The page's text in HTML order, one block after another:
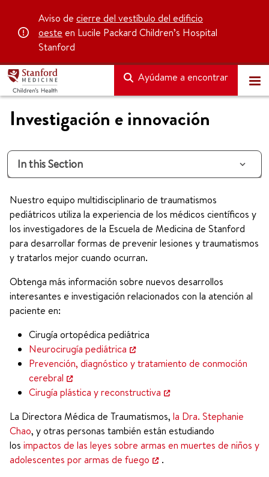
Aviso de cierre del vestíbulo del edificio
oeste en Lucile Packard Children’s Hospital
Stanford
Ayúdame a encontrar
Investigación e innovación
In this Section
Nuestro equipo multidisciplinario de traumatismos
pediátricos utiliza la experiencia de los médicos científicos y
los investigadores de la Escuela de Medicina de Stanford
para desarrollar formas de prevenir lesiones y traumatismos
y tratarlos mejor cuando ocurran.
Obtenga más información sobre nuevos desarrollos
interesantes e investigación relacionados con la atención al
paciente en:
Cirugía ortopédica pediátrica
Neurocirugía pediátrica
Prevención, diagnóstico y tratamiento de conmoción
cerebral
Cirugía plástica y reconstructiva
La Directora Médica de Traumatismos, la Dra. Stephanie
Chao, y otras personas también están estudiando
los impactos de las leyes sobre armas en muertes de niños y
adolescentes por armas de fuego
.